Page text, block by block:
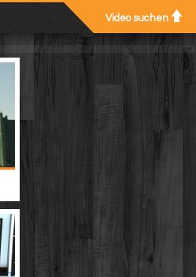
Video suchen